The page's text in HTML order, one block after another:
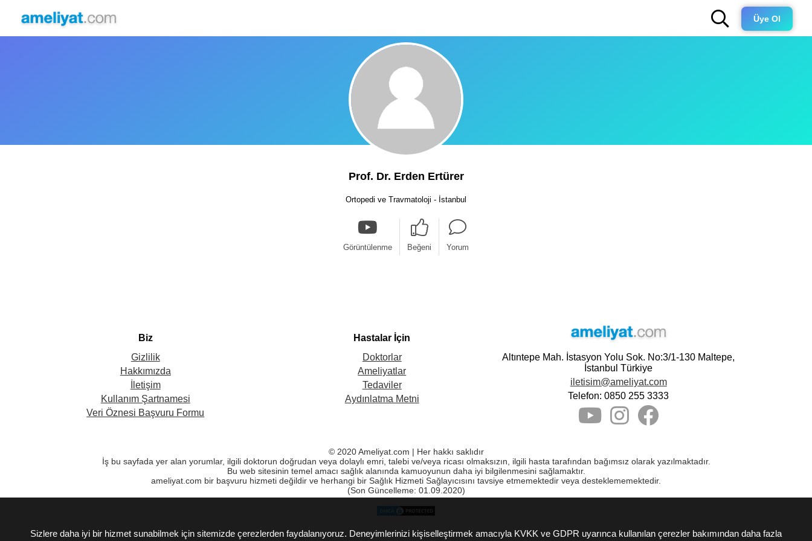
Üye Ol
Sizlere daha iyi bir hizmet sunabilmek için sitemizde çerezlerden faydalanıyoruz. Deneyimlerinizi kişiselleştirmek amacıyla KVKK ve GDPR uyarınca kullanılan çerezler bakımından daha fazla
Prof. Dr. Erden Ertürer
Ortopedi ve Travmatoloji - İstanbul
Görüntülenme Beğeni Yorum
Biz
Gizlilik
Hakkımızda
İletişim
Kullanım Şartnamesi
Veri Öznesi Başvuru Formu
Hastalar İçin
Doktorlar
Ameliyatlar
Tedaviler
Aydınlatma Metni
Altıntepe Mah. İstasyon Yolu Sok. No:3/1-130 Maltepe,
İstanbul Türkiye
iletisim@ameliyat.com
Telefon: 0850 255 3333
© 2020 Ameliyat.com | Her hakkı saklıdır
İş bu sayfada yer alan yorumlar, ilgili doktorun doğrudan veya dolaylı emri, talebi ve/veya ricası olmaksızın, ilgili hasta tarafından bağımsız olarak yazılmaktadır.
Bu web sitesinin temel amacı sağlık alanında kamuoyunun daha iyi bilgilenmesini sağlamaktır.
ameliyat.com bir başvuru hizmeti değildir ve herhangi bir Sağlık Hizmeti Sağlayıcısını tavsiye etmemektedir veya desteklememektedir.
(Son Güncelleme: 01.09.2020)